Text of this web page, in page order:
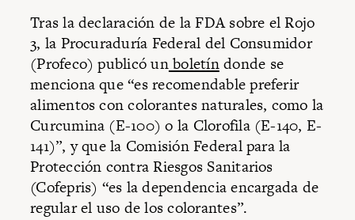
Tras la declaración de la FDA sobre el Rojo
3, la Procuraduría Federal del Consumidor
(Profeco) publicó unboletíndonde se
menciona que “es recomendable preferir
alimentos con colorantes naturales, como la
Curcumina (E-100) o la Clorofila (E-140, E-
141)”, y que la Comisión Federal para la
Protección contra Riesgos Sanitarios
(Cofepris) “es la dependencia encargada de
regular el uso de los colorantes”.